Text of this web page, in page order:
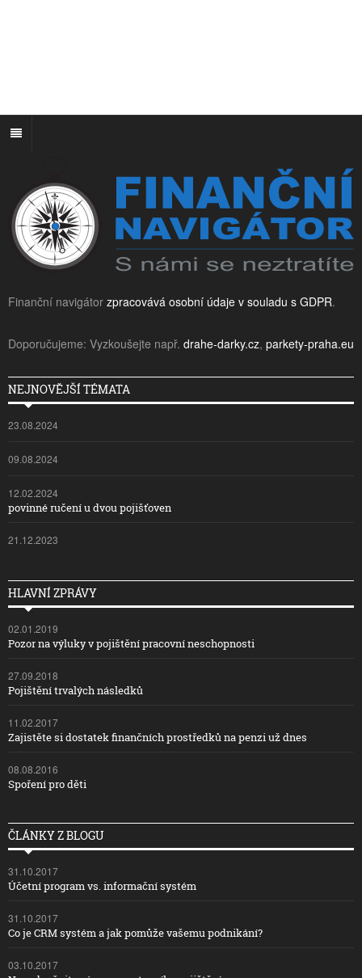
Finanční navigátor zpracovává osobní údaje v souladu s GDPR.
Doporučujeme: Vyzkoušejte např. drahe-darky.cz, parkety-praha.eu
NEJNOVĚJŠÍ TÉMATA
23.08.2024
09.08.2024
12.02.2024
povinné ručení u dvou pojišťoven
21.12.2023
HLAVNÍ ZPRÁVY
02.01.2019
Pozor na výluky v pojištění pracovní neschopnosti
27.09.2018
Pojištění trvalých následků
11.02.2017
Zajistěte si dostatek finančních prostředků na penzi už dnes
08.08.2016
Spoření pro děti
ČLÁNKY Z BLOGU
31.10.2017
Účetní program vs. informační systém
31.10.2017
Co je CRM systém a jak pomůže vašemu podnikání?
03.10.2017